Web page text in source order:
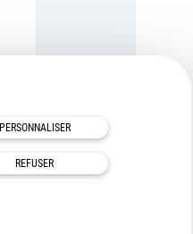
PERSONNALISER
REFUSER